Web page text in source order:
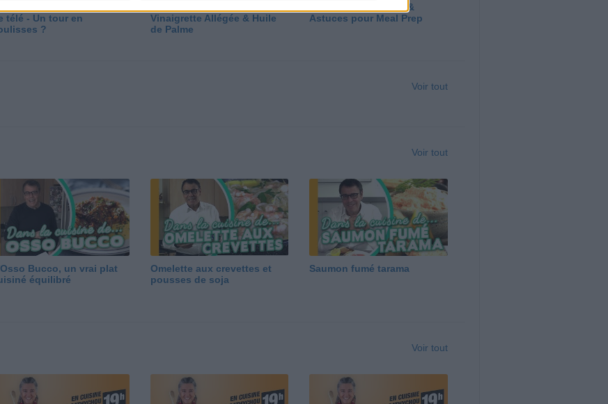
télé - Un tour en
?
Vinaigrette Allégée & Huile
de Palme
Panga, Huile d'Olive &
Astuces pour Meal Prep
Voir tout
Voir tout
Bucco, un vrai plat
équilibré
Omelette aux crevettes et
pousses de soja
Saumon fumé tarama
Voir tout